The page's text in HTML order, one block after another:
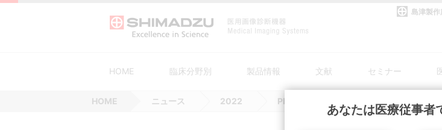
島津製
HOME 臨床分野別
整形外科
製品情報 文献
X線TVシ
セミナー
SONIALVISION
My SHIMADZU for Medical
HOME ニュース 2022 PETサマーセミナー in 甲府 共催セミナー
あなたは医療従事者